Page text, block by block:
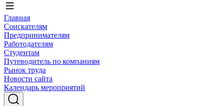
Главная
Соискателям
Предпринимателям
Работодателям
Студентам
Путеводитель по компаниям
Рынок труда
Новости сайта
Календарь мероприятий